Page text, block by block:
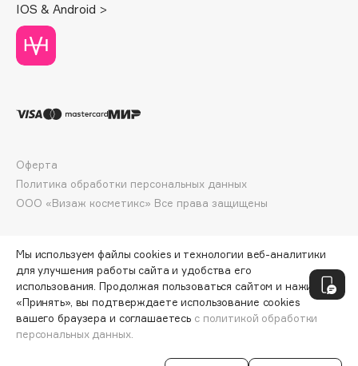
Dessange
Dior
Dolce & Gabbana
DP Daily Perfection
Dr. Vranjes Firenze
Dr.Jart+
DSD de Luxe
Dyson
СООБЩИТЬ О ПОСТУПЛЕНИИ
IOS & Android >
ООО «Визаж косметикс» Все права защищены
Оферта
Политика обработки персональных данных
Мы используем файлы cookies и технологии веб-аналитики
для улучшения работы сайта и удобства его
использования. Продолжая пользоваться сайтом и нажимая
«Принять», вы подтверждаете использование cookies
вашего браузера и соглашаетесь с политикой обработки
персональных данных.